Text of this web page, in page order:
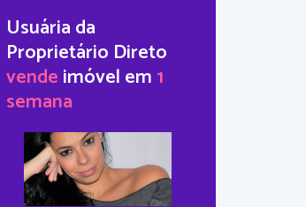
Usuária da
Proprietário Direto
vendeimóvel em1
semana